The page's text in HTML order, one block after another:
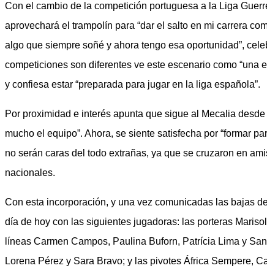
Con el cambio de la competición portuguesa a la Liga
aprovechará el trampolín para “dar el salto en mi carrera
algo que siempre soñé y ahora tengo esa oportunidad”,
competiciones son diferentes ve este escenario como “una
y confiesa estar “preparada para jugar en la liga española”.
Por proximidad e interés apunta que sigue al Mecalia
mucho el equipo”. Ahora, se siente satisfecha por “formar
no serán caras del todo extrañas, ya que se cruzaron en
nacionales.
Con esta incorporación, y una vez comunicadas las bajas
día de hoy con las siguientes jugadoras: las porteras
líneas Carmen Campos, Paulina Buforn, Patrícia Lima y
Lorena Pérez y Sara Bravo; y las pivotes África Sempere,